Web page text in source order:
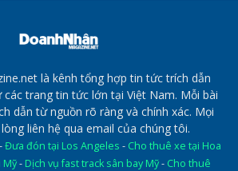
là kênh tổng hợp tin tức trích dẫn
trang tin tức lớn tại Việt Nam. Mỗi bài
dẫn từ nguồn rõ ràng và chính xác. Mọi
liên hệ qua email của chúng tôi.
Đưa đón tại Los Angeles - Cho thuê xe tại Hoa
Mỹ- Dịch vụ fast track sân bay Mỹ- Cho thuê